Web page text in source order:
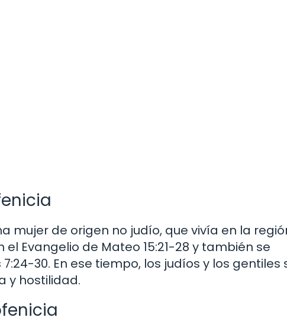
mujer de origen no judío, que vivía en la
el Evangelio de Mateo 15:21-28 y también se
30. En ese tiempo, los judíos y los gentiles
y hostilidad.